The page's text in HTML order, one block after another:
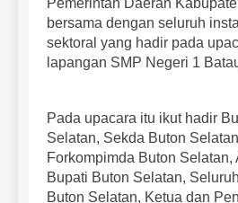
Pemerintah Daerah
bersama dengan seluruh
sektoral yang hadir pada
lapangan SMP Negeri 1
Pada upacara itu ikut hadir
Selatan, Sekda Buton
Forkompimda Buton Selatan,
Bupati Buton Selatan,
Buton Selatan, Ketua dan